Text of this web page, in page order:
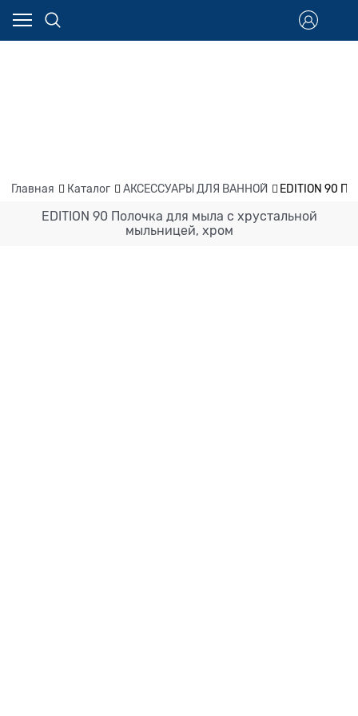
Главная Каталог АКСЕССУАРЫ ДЛЯ ВАННОЙ EDITION 90
EDITION 90 Полочка для мыла с хрустальной
мыльницей, хром